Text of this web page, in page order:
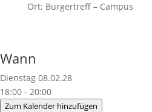
Ort: Bürgertreff – Campus
Wann
Dienstag 08.02.28
18:00 - 20:00
Zum Kalender hinzufügen